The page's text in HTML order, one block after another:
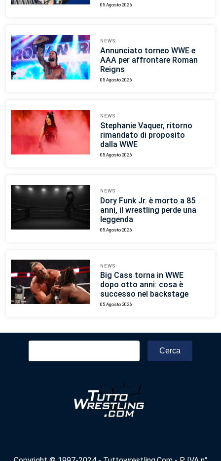
05 Agosto 2026
NEWS
Annunciato torneo WWE e
AAA per affrontare Roman
Reigns
05 Agosto 2026
NEWS
Stephanie Vaquer, ritorno
rimandato di proposito
dalla WWE
05 Agosto 2026
NEWS
Dory Funk Jr. è morto a 85
anni, il wrestling perde una
leggenda
05 Agosto 2026
NEWS
Big Cass torna in WWE
dopo otto anni: cosa è
successo nel backstage
05 Agosto 2026